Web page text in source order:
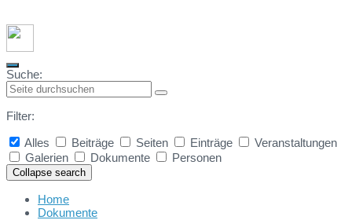
Suche:
Filter:
Alles
Beiträge Seiten Einträge
Veranstaltungen
Galerien
Dokumente Personen
Collapse search
Home
Dokumente